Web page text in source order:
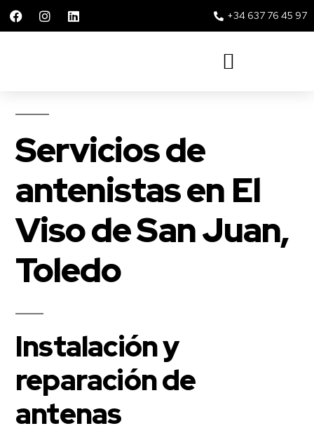
+34 637 76 45 97
Servicios de
antenistas en El
Viso de San Juan,
Toledo
Instalación y
reparación de
antenas